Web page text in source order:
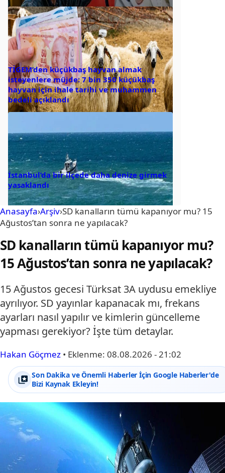
TİGEM’den küçükbaş hayvan almak
isteyenlere müjde: 7 bin 350 küçükbaş
hayvan için ihale tarihi ve muhammen
bedeli açıklandı
İstanbul’da bir ilçede daha denize girmek
yasaklandı
Anasayfa›Arşiv›SD kanalların tümü kapanıyor mu? 15
Ağustos’tan sonra ne yapılacak?
SD kanalların tümü kapanıyor mu?
15 Ağustos’tan sonra ne yapılacak?
15 Ağustos gecesi Türksat 3A uydusu emekliye
ayrılıyor. SD yayınlar kapanacak mı, frekans
ayarları nasıl yapılır ve kimlerin güncelleme
yapması gerekiyor? İşte tüm detaylar.
Hakan Göçmez • Eklenme: 08.08.2026 - 21:02
Son Dakika ve Önemli Haberler İçin Google Haberler'de
Bizi Kaynak Ekleyin!